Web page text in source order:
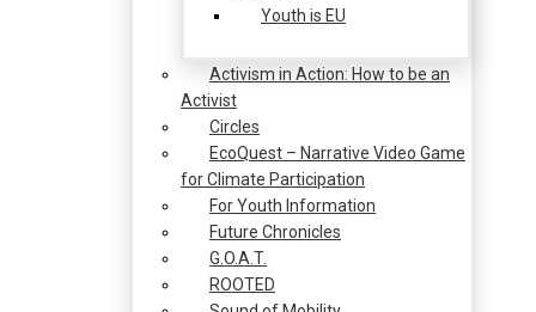
Youth is EU
Activism in Action: How to be an
Activist
Circles
EcoQuest – Narrative Video Game
for Climate Participation
For Youth Information
Future Chronicles
G.O.A.T.
ROOTED